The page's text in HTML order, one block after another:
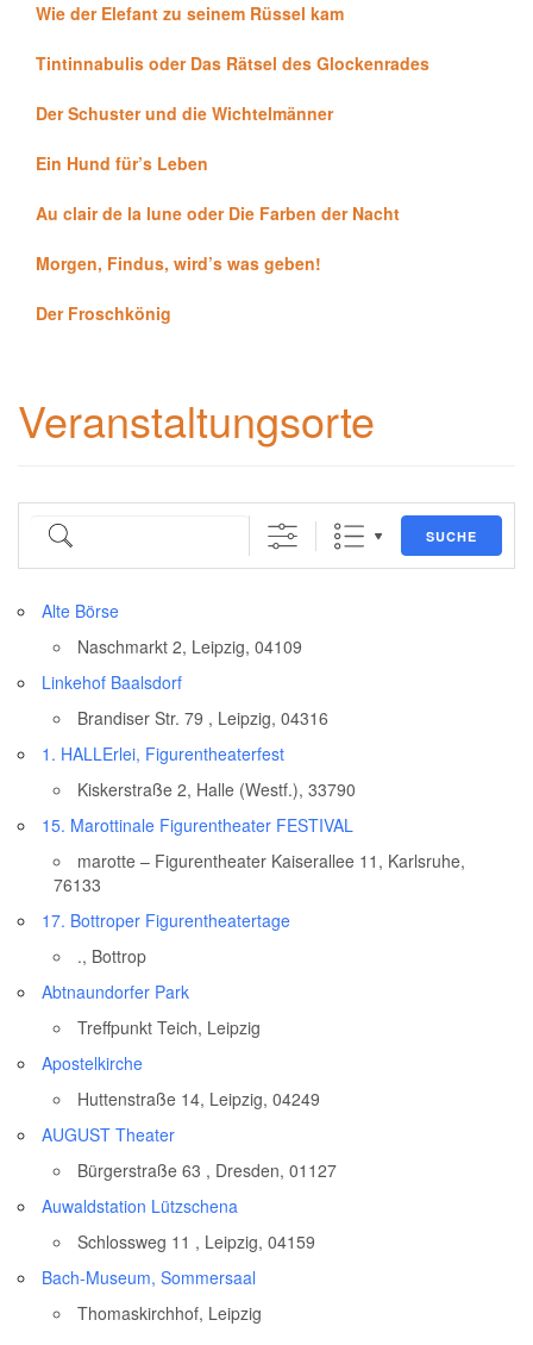
Wie der Elefant zu seinem Rüssel kam
Tintinnabulis oder Das Rätsel des Glockenrades
Der Schuster und die Wichtelmänner
Ein Hund für’s Leben
Au clair de la lune oder Die Farben der Nacht
Morgen, Findus, wird’s was geben!
Der Froschkönig
Veranstaltungsorte
SUCHE
Alte Börse
Naschmarkt 2, Leipzig, 04109
Linkehof Baalsdorf
Brandiser Str. 79 , Leipzig, 04316
1. HALLErlei, Figurentheaterfest
Kiskerstraße 2, Halle (Westf.), 33790
15. Marottinale Figurentheater FESTIVAL
marotte – Figurentheater Kaiserallee 11, Karlsruhe,
76133
17. Bottroper Figurentheatertage
., Bottrop
Abtnaundorfer Park
Treffpunkt Teich, Leipzig
Apostelkirche
Huttenstraße 14, Leipzig, 04249
AUGUST Theater
Bürgerstraße 63 , Dresden, 01127
Auwaldstation Lützschena
Schlossweg 11 , Leipzig, 04159
Bach-Museum, Sommersaal
Thomaskirchhof, Leipzig